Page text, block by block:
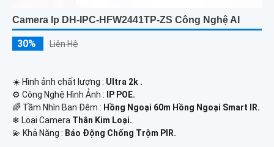
Camera Ip DH-IPC-HFW2441TP-ZS Công Nghệ AI
30% Liên Hệ
☀️ Hình ảnh chất lượng : Ultra 2k .
⚙ Công Nghệ Hình Ảnh :
IP POE.
🌈 Tầm Nhìn Ban Đêm : Hồng Ngoại 60m Hồng Ngoại Smart IR.
❄ Loại Camera Thân Kim Loại.
️💫 Khả Năng : Báo Động Chống Trộm PIR.